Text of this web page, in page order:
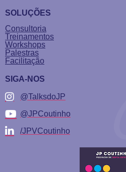
SOLUÇÕES
Consultoria
Treinamentos
Workshops
Palestras
Facilitação
SIGA-NOS
@TalksdoJP
@JPCoutinho
/JPVCoutinho